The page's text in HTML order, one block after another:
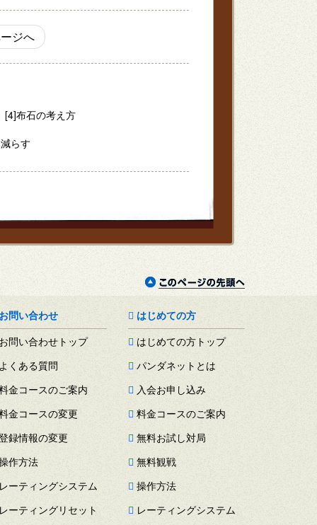
ジへ
[4]布石の考え方
らす
問い合わせ
問い合わせトップ
くある質問
金コースのご案内
金コースの変更
録情報の変更
作方法
ーティングシステム
ーティングリセット
はじめての方
はじめての方トップ
パンダネットとは
入会お申し込み
料金コースのご案内
無料お試し対局
無料観戦
操作方法
レーティングシステム